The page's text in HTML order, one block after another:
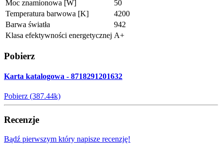
Moc znamionowa [W]
50
Temperatura barwowa [K]
4200
Barwa światła
942
Klasa efektywności energetycznej A+
Pobierz
Karta katalogowa - 8718291201632
Pobierz (387.44k)
Recenzje
Bądź pierwszym który napisze recenzję!